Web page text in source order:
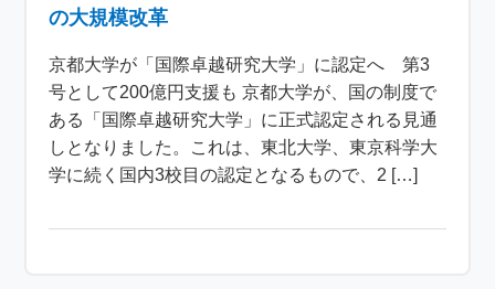
の大規模改革
京都大学が「国際卓越研究大学」に認定へ 第3
号として200億円支援も 京都大学が、国の制度で
ある「国際卓越研究大学」に正式認定される見通
しとなりました。これは、東北大学、東京科学大
学に続く国内3校目の認定となるもので、2 […]